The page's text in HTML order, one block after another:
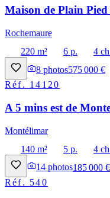
Maison de Plain Pied
Rochemaure
220 m²
6 p. 4
8 photos575 000 €
Réf. 14120
A 5 mins est de
Montélimar
140 m²
5 p. 4
14 photos185 000 €
Réf. 540